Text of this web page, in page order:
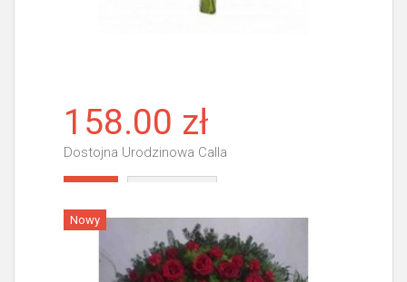
158.00 zł
Dostojna Urodzinowa Calla
Nowy